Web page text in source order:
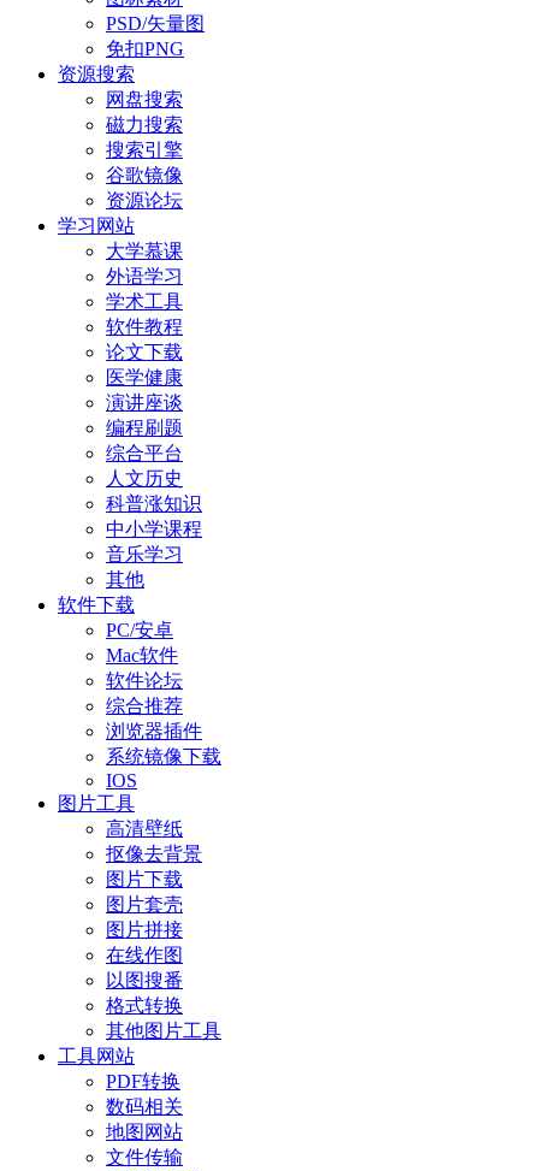
PSD/矢量图
免扣PNG
资源搜索
网盘搜索
磁力搜索
搜索引擎
谷歌镜像
资源论坛
学习网站
大学慕课
外语学习
学术工具
软件教程
论文下载
医学健康
演讲座谈
编程刷题
综合平台
人文历史
科普涨知识
中小学课程
音乐学习
其他
软件下载
PC/安卓
Mac软件
软件论坛
综合推荐
浏览器插件
系统镜像下载
IOS
图片工具
高清壁纸
抠像去背景
图片下载
图片套壳
图片拼接
在线作图
以图搜番
格式转换
其他图片工具
工具网站
PDF转换
数码相关
地图网站
文件传输